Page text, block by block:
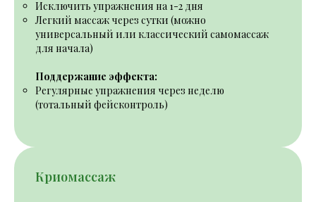
Исключить упражнения на 1-2 дня
Легкий массаж через сутки (можно
универсальный или классический самомассаж
для начала)
Поддержание эффекта:
Регулярные упражнения через неделю
(тотальный фейсконтроль)
Криомассаж